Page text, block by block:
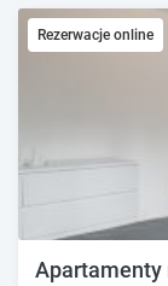
Rezerwacje online
Apartamenty